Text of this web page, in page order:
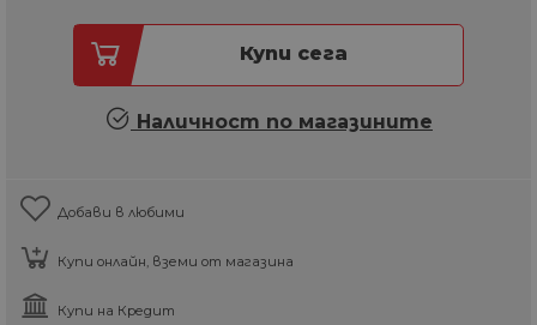
Купи сега
Наличност по магазините
Добави в любими
Купи онлайн, вземи от магазина
Купи на Кредит